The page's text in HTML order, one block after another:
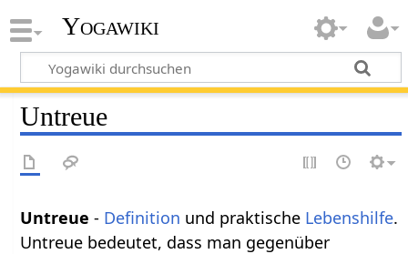
Yogawiki
Untreue
Untreue - Definition und praktische Lebenshilfe.
Untreue bedeutet, dass man gegenüber